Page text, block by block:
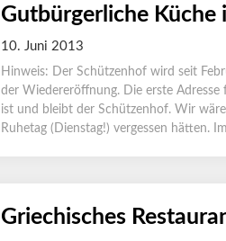
Gutbürgerliche Küche
10. Juni 2013
Hinweis: Der Schützenhof wird seit
der Wiedereröffnung. Die erste
ist und bleibt der Schützenhof. Wir
Ruhetag (Dienstag!) vergessen hätten.
Griechisches